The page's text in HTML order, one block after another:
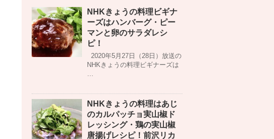
NHKきょうの料理ビギナ
ーズはハンバーグ・ピー
マンと卵のサラダレシ
ピ！
2020年5月27日（28日）放送の
NHKきょうの料理ビギナーズは
…
NHKきょうの料理はあじ
のカルパッチョ実山椒ド
レッシング・鶏の実山椒
唐揚げレシピ！前沢リカ